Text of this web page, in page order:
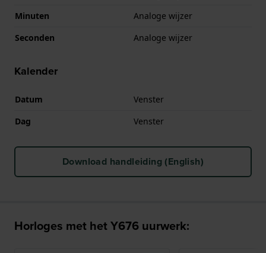
Minuten
Analoge wijzer
Seconden
Analoge wijzer
Kalender
Datum
Venster
Dag
Venster
Download handleiding (English)
Horloges met het Y676 uurwerk: